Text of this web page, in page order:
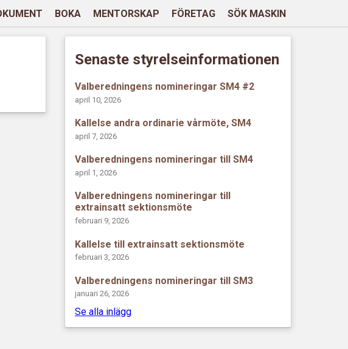
BOKA MENTORSKAP FÖRETAG SÖK MASKIN
Senaste styrelseinformationen
Valberedningens nomineringar SM4 #2
april 10, 2026
Kallelse andra ordinarie vårmöte, SM4
april 7, 2026
Valberedningens nomineringar till SM4
april 1, 2026
Valberedningens nomineringar till
extrainsatt sektionsmöte
februari 9, 2026
Kallelse till extrainsatt sektionsmöte
februari 3, 2026
Valberedningens nomineringar till SM3
januari 26, 2026
Se alla inlägg